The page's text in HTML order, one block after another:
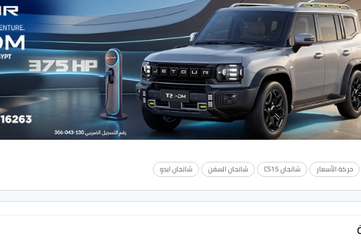
حركة الأسعار شانجان CS15 شانجان السفن شانجان ايدو